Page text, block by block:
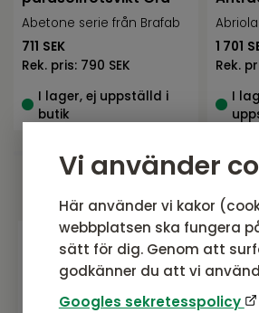
Vi använder
Här använder vi kakor
webbplatsen ska fungera
sätt för dig. Genom att
godkänner du att vi
Googles sekretesspolicy
Abetone serie från Brafab
711 SEK
Rek. pris: 790 SEK
I lager, ej uppställd i
butik
1 701
Rek.
I
Gå med i vårt
Prenumerera gärna på vårt